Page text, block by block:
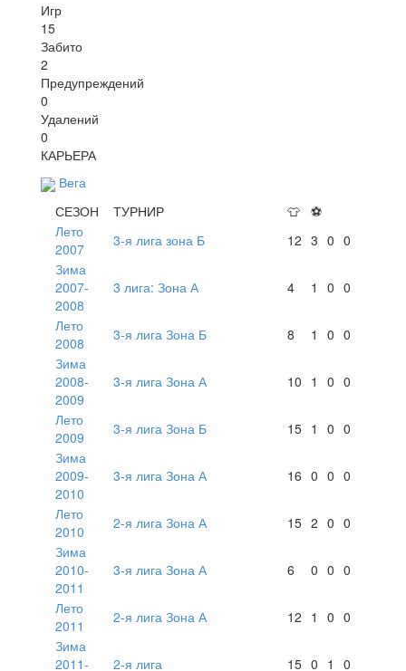
Игр
15
Забито
2
Предупреждений
0
Удалений
0
КАРЬЕРА
Вега
СЕЗОН
ТУРНИР 👕 ⚽
Лето
2007
3-я лига зона Б 12 3 0 0
Зима
2007-
2008
3 лига: Зона А 4 1 0 0
Лето
2008
3-я лига Зона Б 8 1 0 0
Зима
2008-
2009
3-я лига Зона А 10 1 0 0
Лето
2009
3-я лига Зона Б 15 1 0 0
Зима
2009-
2010
3-я лига Зона А 16 0 0 0
Лето
2010
2-я лига Зона А 15 2 0 0
Зима
2010-
2011
3-я лига Зона А 6 0 0 0
Лето
2011
2-я лига Зона А 12 1 0 0
Зима
2011-
2-я лига 15 0 1 0